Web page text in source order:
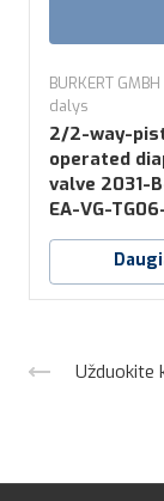
BURKERT
dalys
2/2-way-
operated
valve 2031-
EA-VG-
*NO16
Užduokite